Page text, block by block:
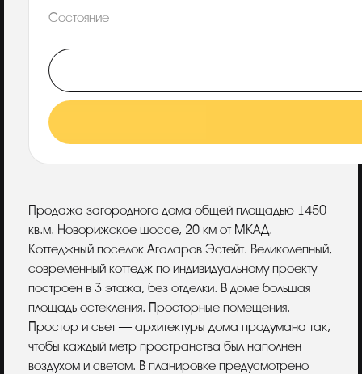
Состояние
Описание
Продажа загородного дома общей площадью 1450
кв.м. Новорижское шоссе, 20 км от МКАД.
Коттеджный поселок Агаларов Эстейт. Великолепный,
современный коттедж по индивидуальному проекту
построен в 3 этажа, без отделки. В доме большая
площадь остекления. Просторные помещения.
Простор и свет — архитектуры дома продумана так,
чтобы каждый метр пространства был наполнен
воздухом и светом. B планировке предусмотрено